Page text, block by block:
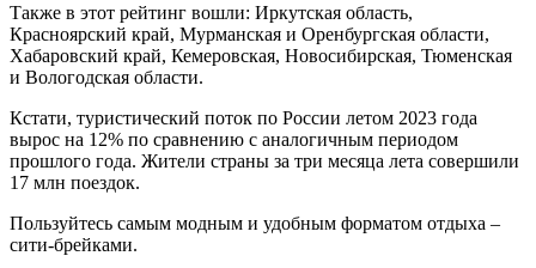
Также в этот рейтинг вошли: Иркутская область,
Красноярский край, Мурманская и Оренбургская области,
Хабаровский край, Кемеровская, Новосибирская, Тюменская
и Вологодская области.
Кстати, туристический поток по России летом 2023 года
вырос на 12% по сравнению с аналогичным периодом
прошлого года. Жители страны за три месяца лета совершили
17 млн поездок.
Пользуйтесь самым модным и удобным форматом отдыха –
сити-брейками.